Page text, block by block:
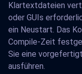
Klartextdateien
oder GUIs
ein Neustart. Das
Compile-Zeit
Sie eine
ausführen.